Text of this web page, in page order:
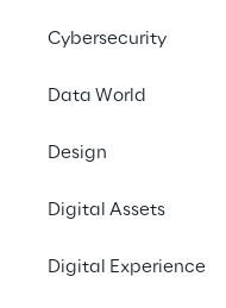
Cybersecurity
Data World
Design
Digital Assets
Digital Experience